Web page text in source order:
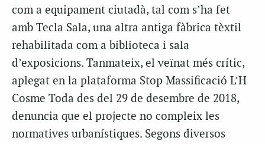
com a equipament ciutadà, tal com s’ha fet
amb Tecla Sala, una altra antiga fàbrica tèxtil
rehabilitada com a biblioteca i sala
d’exposicions. Tanmateix, el veïnat més crític,
aplegat en la plataforma Stop Massificació L’H
Cosme Toda des del 29 de desembre de 2018,
denuncia que el projecte no compleix les
normatives urbanístiques. Segons diversos